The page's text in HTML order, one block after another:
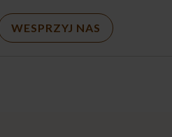
WESPRZYJ NAS